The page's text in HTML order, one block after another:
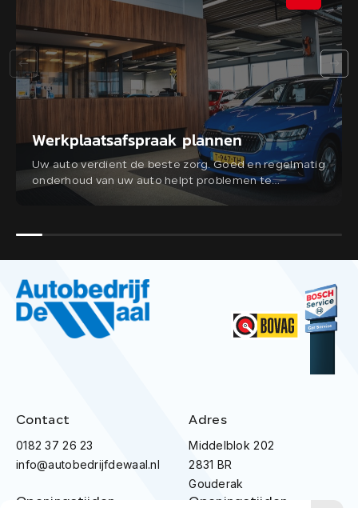
Werkplaatsafspraak plannen
Uw auto verdient de beste zorg. Goed en regelmatig
onderhoud van uw auto helpt problemen te
voorkomen en draagt bij aan uw veiligheid. Bij
Contact
0182 37 26 23
info@autobedrijfdewaal.nl
Adres
Middelblok 202
2831 BR
Gouderak
Openingstijden Openingstijden